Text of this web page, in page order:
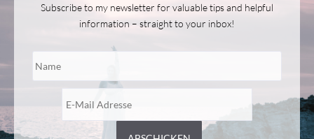
Subscribe to my newsletter for valuable tips and helpful
information – straight to your inbox!
Bitte
lasse
dieses